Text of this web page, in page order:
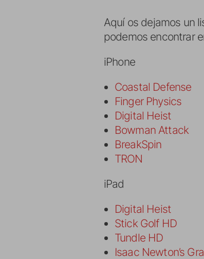
Aquí os dejamos un
podemos encontrar
iPhone
Coastal Defense
Finger Physics
Digital Heist
Bowman Attack
BreakSpin
TRON
iPad
Digital Heist
Stick Golf HD
Tundle HD
Isaac Newton’s